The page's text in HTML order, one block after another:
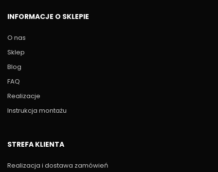
INFORMACJE O SKLEPIE
O nas
Sklep
Blog
FAQ
Realizacje
Instrukcja montażu
STREFA KLIENTA
Realizacja i dostawa zamówień